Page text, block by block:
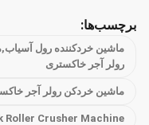
برچسب‌ها:
ماشین خردکننده رول
رولر آجر خاکستری
ماشین خردکن رولر آجر
Roller Crusher Machine